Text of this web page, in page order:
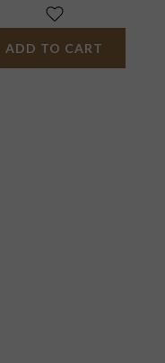
ADD TO CART